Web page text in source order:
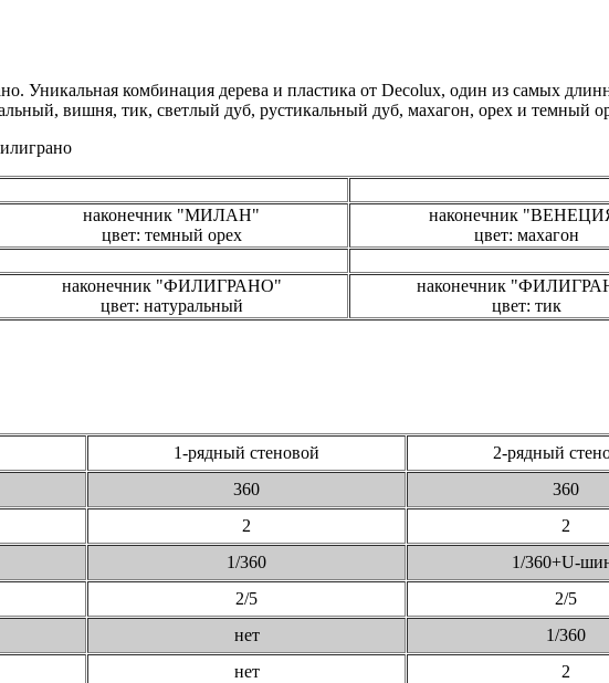
Уникальная комбинация дерева и пластика от Decolux, один из самых
вишня, тик, светлый дуб, рустикальный дуб, махагон, орех и темный
наконечник "МИЛАН"
цвет: темный орех
наконечник
цвет: махагон
наконечник "ФИЛИГРАНО"
цвет: натуральный
наконечник
цвет: тик
1-рядный стеновой 2-рядный
360 360
2 2
1/360 1/360+U-
2/5 2/5
нет 1/360
нет 2